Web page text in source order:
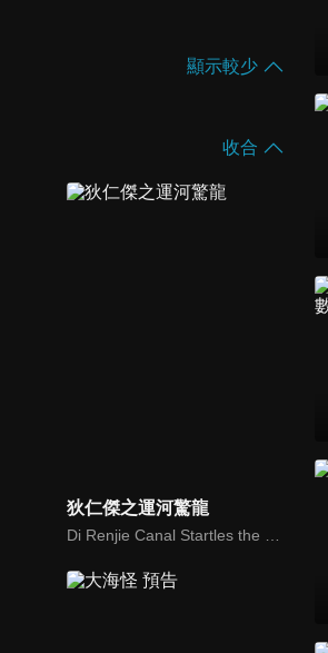
顯示較少
收合
狄仁傑之運河驚龍